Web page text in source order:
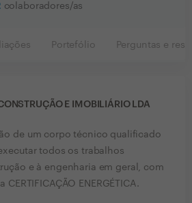
colaboradores/as
Portefólio Perguntas e
E IMOBILIÁRIO LDA
de um corpo técnico qualificado
todos os trabalhos
e à engenharia em geral, com
ENERGÉTICA.